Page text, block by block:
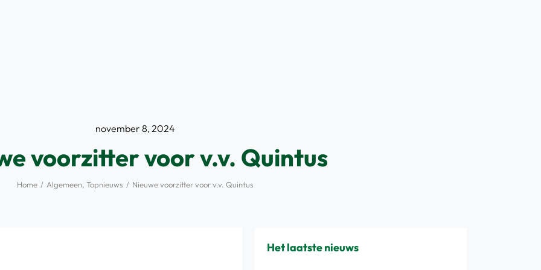
november 8, 2024
voorzitter voor v.v. Quintus
Home Algemeen Topnieuws Nieuwe voorzitter voor v.v. Quintus
Het laatste nieuws